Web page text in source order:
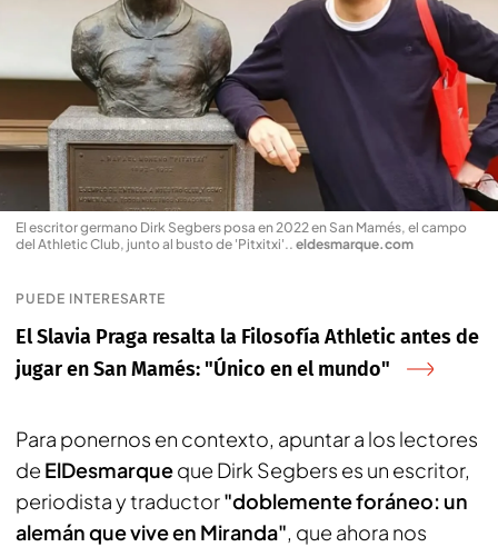
El escritor germano Dirk Segbers posa en 2022 en San Mamés, el campo
del Athletic Club, junto al busto de 'Pitxitxi'.. eldesmarque.com
PUEDE INTERESARTE
El Slavia Praga resalta la Filosofía Athletic antes de
jugar en San Mamés: "Único en el mundo"
Para ponernos en contexto, apuntar a los lectores
de ElDesmarqueque Dirk Segbers es un escritor,
periodista y traductor"doblemente foráneo: un
alemán que vive en Miranda", que ahora nos